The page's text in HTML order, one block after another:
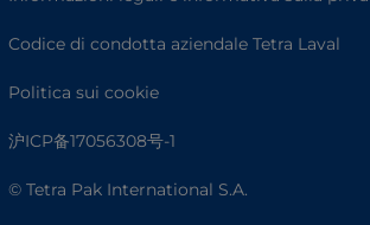
Codice di condotta aziendale Tetra Laval
Politica sui cookie
沪ICP备17056308号-1
© Tetra Pak International S.A.